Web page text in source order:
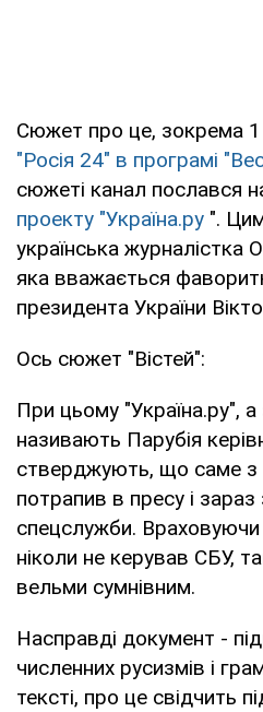
Сюжет про це, зокрема 1
"Росія 24" в програмі
сюжеті канал послався
проекту "Україна.ру ".
українська журналістка
яка вважається
президента України
Ось сюжет "Вістей":
При цьому "Україна.ру",
називають Парубія
стверджують, що саме
потрапив в пресу і зараз
спецслужби.
ніколи не керував СБУ,
вельми сумнівним.
Насправді документ -
численних русизмів і
тексті, про це свідчить